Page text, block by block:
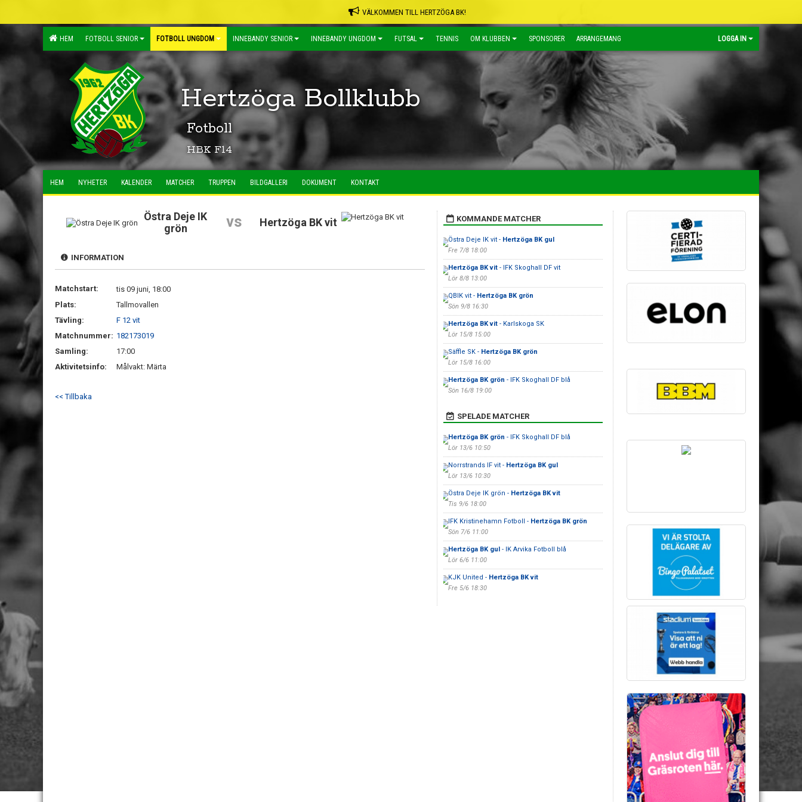
VÄLKOMMEN TILL HERTZÖGA BK!
HEM FOTBOLL SENIOR FOTBOLL UNGDOM INNEBANDY SENIOR INNEBANDY UNGDOM FUTSAL TENNIS OM KLUBBEN SPONSORER ARRANGEMANG LOGGA IN
Hertzöga Bollklubb
Fotboll
HBK F14
HEM NYHETER KALENDER MATCHER TRUPPEN BILDGALLERI DOKUMENT KONTAKT
Östra Deje IK
grön
vs Hertzöga BK vit
INFORMATION
Matchstart:
tis 09 juni, 18:00
Plats:
Tallmovallen
Tävling:
F 12 vit
Matchnummer: 182173019
Samling:
17:00
Aktivitetsinfo:
Målvakt: Märta
<< Tillbaka
KOMMANDE MATCHER
Östra Deje IK vit - Hertzöga BK gul
Fre 7/8 18:00
Hertzöga BK vit- IFK Skoghall DF vit
Lör 8/8 13:00
QBIK vit - Hertzöga BK grön
Sön 9/8 16:30
Hertzöga BK vit- Karlskoga SK
Lör 15/8 15:00
Säffle SK - Hertzöga BK grön
Lör 15/8 16:00
Hertzöga BK grön - IFK Skoghall DF blå
Sön 16/8 19:00
SPELADE MATCHER
Hertzöga BK grön - IFK Skoghall DF blå
Lör 13/6 10:50
Norrstrands IF vit - Hertzöga BK gul
Lör 13/6 10:30
Östra Deje IK grön - Hertzöga BK vit
Tis 9/6 18:00
IFK Kristinehamn Fotboll - Hertzöga BK grön
Sön 7/6 11:00
Hertzöga BK gul- IK Arvika Fotboll blå
Lör 6/6 11:00
KJK United - Hertzöga BK vit
Fre 5/6 18:30